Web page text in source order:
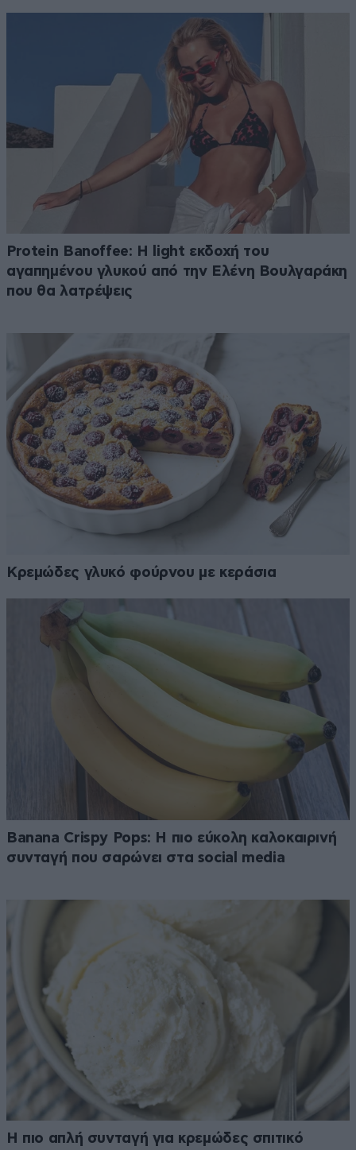
Protein Banoffee: Η light εκδοχή του
αγαπημένου γλυκού από την Ελένη Βουλγαράκη
που θα λατρέψεις
Κρεμώδες γλυκό φούρνου με κεράσια
Banana Crispy Pops: Η πιο εύκολη καλοκαιρινή
συνταγή που σαρώνει στα social media
Η πιο απλή συνταγή για κρεμώδες σπιτικό